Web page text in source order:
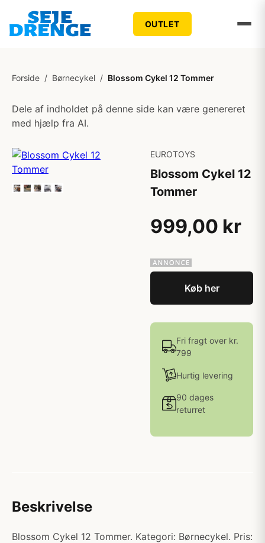
OUTLET
Forside / Børnecykel / Blossom Cykel 12 Tommer
Dele af indholdet på denne side kan være genereret
med hjælp fra AI.
EUROTOYS
Blossom Cykel 12
Tommer
999,00 kr
Køb her
Fri fragt over kr.
799
Hurtig levering
90 dages
returret
Beskrivelse
Blossom Cykel 12 Tommer. Kategori: Børnecykel. Pris: